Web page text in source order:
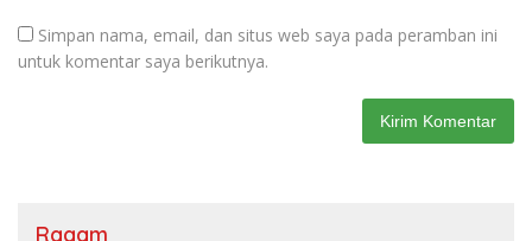
Simpan nama, email, dan situs web saya pada peramban ini
untuk komentar saya berikutnya.
Ragam